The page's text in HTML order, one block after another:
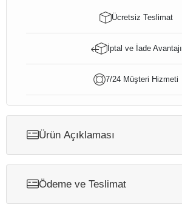
Ücretsiz Teslimat
İptal ve İade Avantajı
7/24 Müşteri Hizmeti
Ürün Açıklaması
Ödeme ve Teslimat